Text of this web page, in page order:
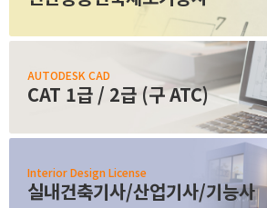
AUTODESK CAD
CAT 1급 / 2급 (구 ATC)
Interior Design License
실내건축기사/산업기사/기능사